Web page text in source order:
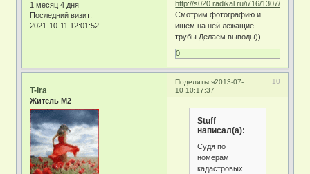
1 месяц 4 дня
Последний визит:
2021-10-11 12:01:52
Смотрим фотографию и
ищем на ней лежащие
трубы.Делаем выводы))
0
Поделиться 10
2013-07-
10 10:17:37
T-Ira
Житель М2
Stuff
написал(а):
Судя по
номерам
кадастровых